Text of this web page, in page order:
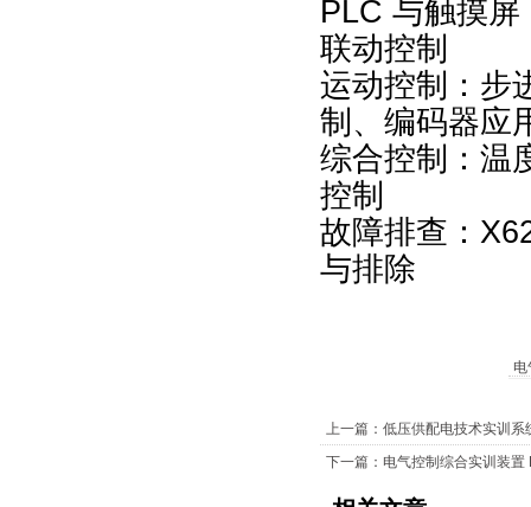
PLC 与触摸
联动控制
运动控制：步
制、编码器应
综合控制：温
控制
故障排查：
与排除
电
上一篇：低压供配电技术实训
下一篇：电气控制综合实训装